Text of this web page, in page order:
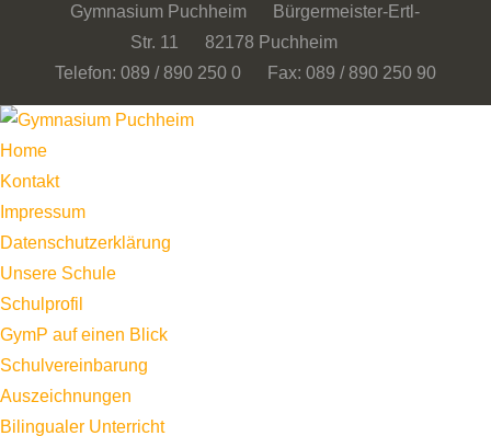
Gymnasium Puchheim Bürgermeister-Ertl-
Str. 11 82178 Puchheim
Telefon: 089 / 890 250 0 Fax: 089 / 890 250 90
Home
Kontakt
Impressum
Datenschutzerklärung
Unsere Schule
Schulprofil
GymP auf einen Blick
Schulvereinbarung
Auszeichnungen
Bilingualer Unterricht